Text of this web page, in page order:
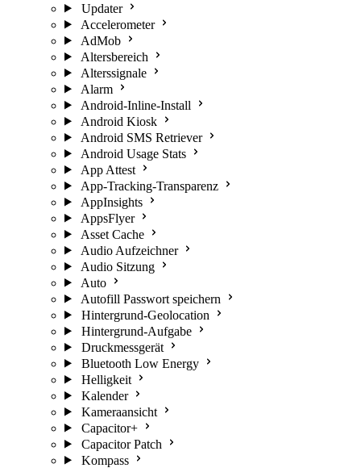
Updater
Accelerometer
AdMob
Altersbereich
Alterssignale
Alarm
Android-Inline-Install
Android Kiosk
Android SMS Retriever
Android Usage Stats
App Attest
App-Tracking-Transparenz
AppInsights
AppsFlyer
Asset Cache
Audio Aufzeichner
Audio Sitzung
Auto
Autofill Passwort speichern
Hintergrund-Geolocation
Hintergrund-Aufgabe
Druckmessgerät
Bluetooth Low Energy
Helligkeit
Kalender
Kameraansicht
Capacitor+
Capacitor Patch
Kompass